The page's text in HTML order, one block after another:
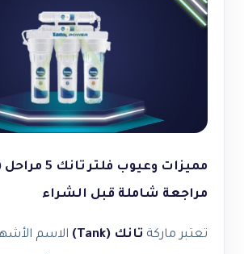
مميزات وعيوب فلتر تانك 5 مراحل (Tank Power):
مراجعة شاملة قبل الشراء
تعتبر ماركة تانك (Tank)
الاسم